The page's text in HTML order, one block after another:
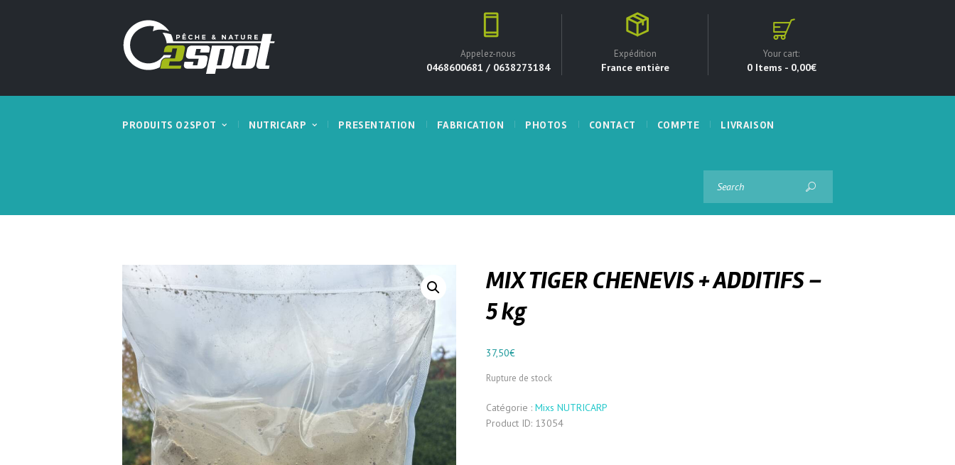
Appelez-nous
0468600681 / 0638273184
Expédition
France entière
Your cart:
0 Items - 0,00€
PRODUITS O2SPOT NUTRICARP PRESENTATION FABRICATION PHOTOS CONTACT COMPTE LIVRAISON
MIX TIGER CHENEVIS + ADDITIFS –
5 kg
37,50€
Rupture de stock
Catégorie : Mixs NUTRICARP
Product ID: 13054